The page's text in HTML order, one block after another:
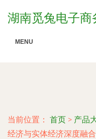
湖南觅兔电子商
MENU
当前位置： 首页 > 产品
经济与实体经济深度融